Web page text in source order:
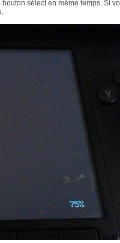
sélect en même temps. Si